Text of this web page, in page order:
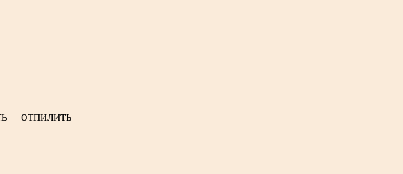
отпилить